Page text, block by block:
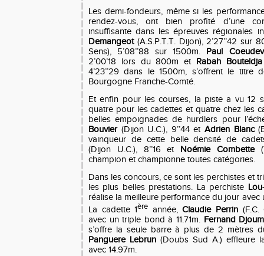
Les demi-fondeurs, même si les
rendez-vous, ont bien profité d’une
insuffisante dans les épreuves régionales
Demangeot (A.S.P.T.T. Dijon), 2’27’’42 sur
Sens), 5’08’’88 sur 1500m. Paul
2’00’18 lors du 800m et Rabah Bouteldja
4’23’’29 dans le 1500m, s’offrent le
Bourgogne Franche-Comté.
Et enfin pour les courses, la piste a vu 12
quatre pour les cadettes et quatre chez les
belles empoignades de hurdlers pour
Bouvier(Dijon U.C.), 9’’44 et Adrien Blanc
vainqueur de cette belle densité de
(Dijon U.C.), 8’’16 et Noémie Combette
champion et championne toutes catégories.
Dans les concours, ce sont les perchistes et
les plus belles prestations. La perchiste
réalise la meilleure performance du jour avec
La cadette 1ère année,Claudie Perrin
avec un triple bond à 11.71m. Fernand
s’offre la seule barre à plus de 2 mètres
Panguere Lebrun (Doubs Sud A.) effleure
avec 14.97m.